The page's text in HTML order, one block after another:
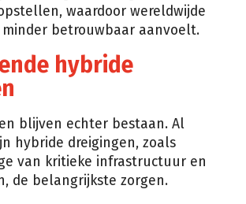
waardoor wereldwijde
betrouwbaar aanvoelt.
hybride
blijven echter bestaan. Al
hybride dreigingen, zoals
van kritieke infrastructuur en
de belangrijkste zorgen.